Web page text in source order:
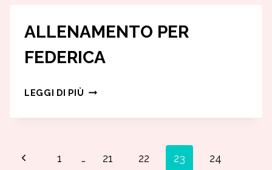
ALLENAMENTO PER
FEDERICA
LEGGI DI PIÙ ALLENAMENTO
Navigazione
Pagina 1 … 21 22 23 24